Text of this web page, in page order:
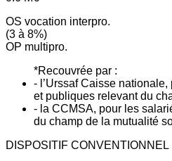
OS vocation interpro.
(3 à 8%)
OP multipro.
*Recouvrée par :
- l’Urssaf Caisse
et publiques relevant du
- la CCMSA, pour les
du champ de la mutualité
DISPOSITIF CONVENTIONNEL